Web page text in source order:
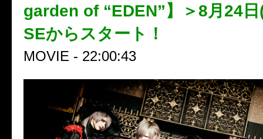
garden of “EDEN”】＞8月24
SEからスタート！
MOVIE - 22:00:43